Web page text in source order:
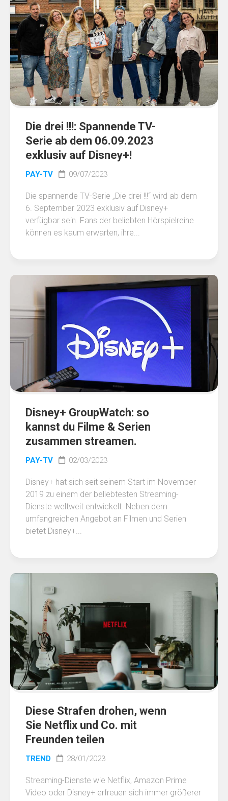
Die drei !!!: Spannende TV-
Serie ab dem 06.09.2023
exklusiv auf Disney+!
PAY-TV 09/07/2023
Die spannende TV-Serie „Die drei !!!“ wird ab dem
6. September 2023 exklusiv auf Disney+
verfügbar sein. Fans der beliebten Hörspielreihe
können es kaum erwarten, ihre...
Disney+ GroupWatch: so
kannst du Filme & Serien
zusammen streamen.
PAY-TV 02/03/2023
Disney+ hat sich seit seinem Start im November
2019 zu einem der beliebtesten Streaming-
Dienste weltweit entwickelt. Neben dem
umfangreichen Angebot an Filmen und Serien
bietet Disney+...
Diese Strafen drohen, wenn
Sie Netflix und Co. mit
Freunden teilen
TREND 28/01/2023
Streaming-Dienste wie Netflix, Amazon Prime
Video oder Disney+ erfreuen sich immer größerer